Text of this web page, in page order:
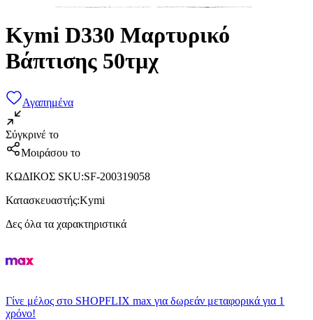
Kymi D330 Μαρτυρικό
Βάπτισης 50τμχ
Αγαπημένα
Σύγκρινέ το
Μοιράσου το
ΚΩΔΙΚΟΣ SKU:SF-200319058
Κατασκευαστής:Kymi
Δες όλα τα χαρακτηριστικά
Γίνε μέλος στο SHOPFLIX max για δωρεάν μεταφορικά για 1
χρόνο!